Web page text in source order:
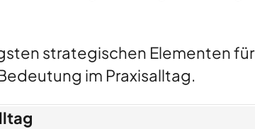
strategischen Elementen für
im Praxisalltag.